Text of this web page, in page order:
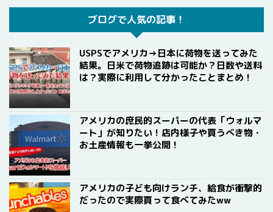
ブログで人気の記事！
USPSでアメリカ→日本に荷物を送ってみた
結果。日米で荷物追跡は可能か？日数や送料
は？実際に利用して分かったことまとめ！
アメリカの庶民的スーパーの代表「ウォルマ
ート」が知りたい！店内様子や買うべき物・
お土産情報も一挙公開！
アメリカの子ども向けランチ、給食が衝撃的
だったので実際買って食べてみたww